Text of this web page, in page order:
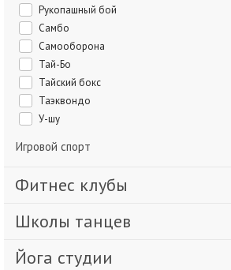
Рукопашный бой
Самбо
Самооборона
Тай-Бо
Тайский бокс
Таэквондо
У-шу
Игровой спорт
Фитнес клубы
Школы танцев
Йога студии